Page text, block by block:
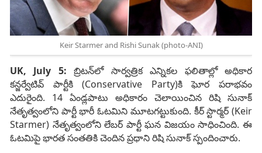
Keir Starmer and Rishi Sunak (photo-ANI)
UK, July 5: బ్రిటన్‌లో సార్వత్రిక ఎన్నికల ఫలితాల్లో అధికార
కన్జర్వేటివ్‌ పార్టీకి (Conservative Party)కి ఘోర పరాభవం
ఎదురైంది. 14 ఏండ్లపాటు అధికారం చెలాయించిన రిషి సునాక్
నేతృత్వంలోని పార్టీ భారీ ఓటమిని మూటగట్టుకుంది. కీర్‌ స్టార్మర్‌ (Keir
Starmer) నేతృత్వంలోని లేబర్‌ పార్టీ ఘన విజయం సాధించింది. ఈ
ఓటమిపై భారత సంతతికి చెందిన ప్రధాని రిషి సునాక్‌ స్పందించారు.